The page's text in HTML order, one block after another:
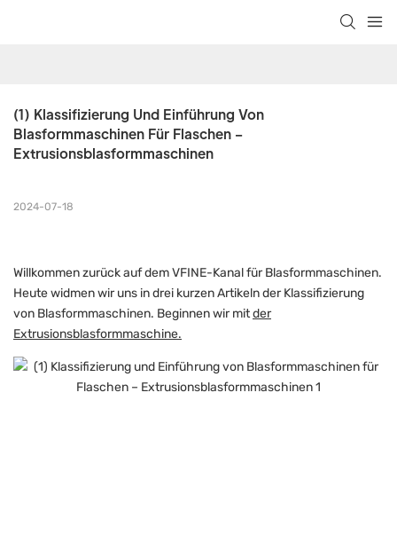
(1) Klassifizierung Und Einführung Von
Blasformmaschinen Für Flaschen –
Extrusionsblasformmaschinen
2024-07-18
Willkommen zurück auf dem VFINE-Kanal für Blasformmaschinen.
Heute widmen wir uns in drei kurzen Artikeln der Klassifizierung
von Blasformmaschinen. Beginnen wir mitder
Extrusionsblasformmaschine.